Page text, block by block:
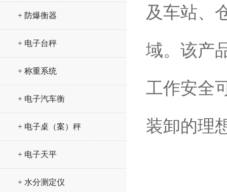
+ 防爆衡器
+ 电子台秤
+ 称重系统
+ 电子汽车衡
+ 电子桌（案）秤
+ 电子天平
+ 水分测定仪
及车站、
域。该产
工作安全
装卸的理